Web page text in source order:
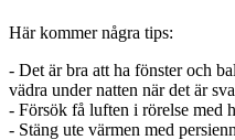
Här kommer några tips:
- Det är bra att ha fönster och
vädra under natten när det är
- Försök få luften i rörelse med
- Stäng ute värmen med